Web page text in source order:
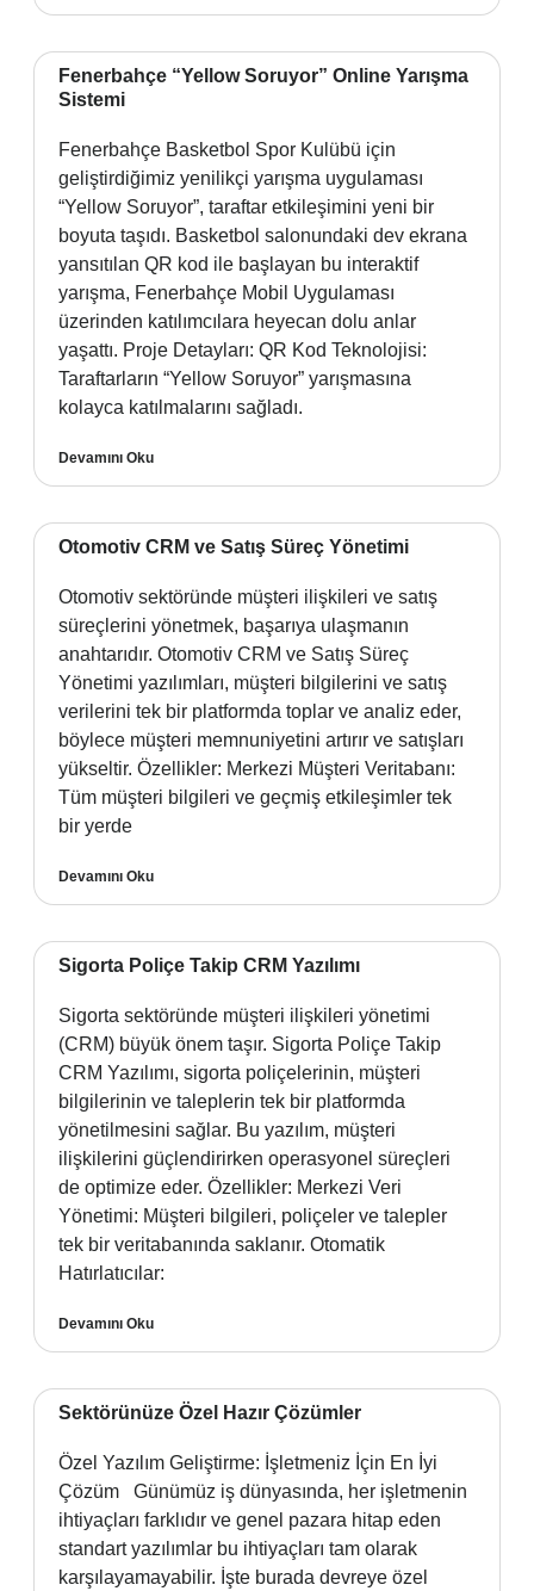
Fenerbahçe “Yellow Soruyor” Online Yarışma
Sistemi
Fenerbahçe Basketbol Spor Kulübü için
geliştirdiğimiz yenilikçi yarışma uygulaması
“Yellow Soruyor”, taraftar etkileşimini yeni bir
boyuta taşıdı. Basketbol salonundaki dev ekrana
yansıtılan QR kod ile başlayan bu interaktif
yarışma, Fenerbahçe Mobil Uygulaması
üzerinden katılımcılara heyecan dolu anlar
yaşattı. Proje Detayları: QR Kod Teknolojisi:
Taraftarların “Yellow Soruyor” yarışmasına
kolayca katılmalarını sağladı.
Devamını Oku
Otomotiv CRM ve Satış Süreç Yönetimi
Otomotiv sektöründe müşteri ilişkileri ve satış
süreçlerini yönetmek, başarıya ulaşmanın
anahtarıdır. Otomotiv CRM ve Satış Süreç
Yönetimi yazılımları, müşteri bilgilerini ve satış
verilerini tek bir platformda toplar ve analiz eder,
böylece müşteri memnuniyetini artırır ve satışları
yükseltir. Özellikler: Merkezi Müşteri Veritabanı:
Tüm müşteri bilgileri ve geçmiş etkileşimler tek
bir yerde
Devamını Oku
Sigorta Poliçe Takip CRM Yazılımı
Sigorta sektöründe müşteri ilişkileri yönetimi
(CRM) büyük önem taşır. Sigorta Poliçe Takip
CRM Yazılımı, sigorta poliçelerinin, müşteri
bilgilerinin ve taleplerin tek bir platformda
yönetilmesini sağlar. Bu yazılım, müşteri
ilişkilerini güçlendirirken operasyonel süreçleri
de optimize eder. Özellikler: Merkezi Veri
Yönetimi: Müşteri bilgileri, poliçeler ve talepler
tek bir veritabanında saklanır. Otomatik
Hatırlatıcılar:
Devamını Oku
Sektörünüze Özel Hazır Çözümler
Özel Yazılım Geliştirme: İşletmeniz İçin En İyi
Çözüm Günümüz iş dünyasında, her işletmenin
ihtiyaçları farklıdır ve genel pazara hitap eden
standart yazılımlar bu ihtiyaçları tam olarak
karşılayamayabilir. İşte burada devreye özel